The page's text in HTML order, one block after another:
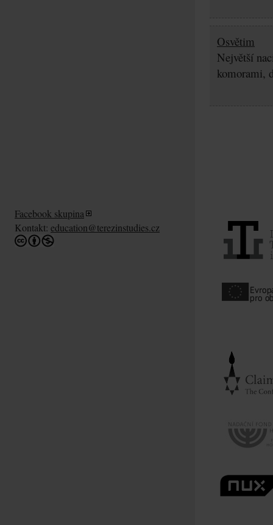
Osvětim
Největší
komorami,
Facebook skupina
Kontakt: education@terezinstudies.cz